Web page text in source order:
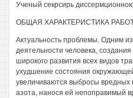
Ученый секрсирь
ОБЩАЯ ХАРАКТЕРИСТИКА
Актуальность проблемы. Одним
деятельности человека,
широкого развития всех видов
ухудшение состояния
увеличиваются выбросы вредных
азота, нанося ей непоправимый